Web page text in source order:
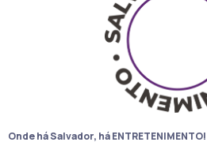
Onde há Salvador, há ENTRETENIMENTO!